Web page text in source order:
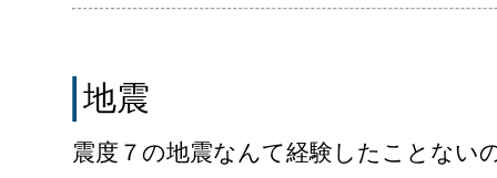
地震
震度７の地震なんて経験したことない